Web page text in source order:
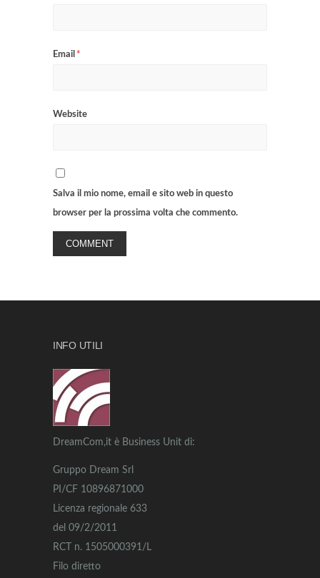
Email *
Website
Salva il mio nome, email e sito web in questo
browser per la prossima volta che commento.
INFO UTILI
DreamCom,it è Business Unit di:
Gruppo Dream Srl
PI/CF 10896871000
Licenza regionale 633
del 09/2/2011
RCT n. 1505000391/L
Filo diretto